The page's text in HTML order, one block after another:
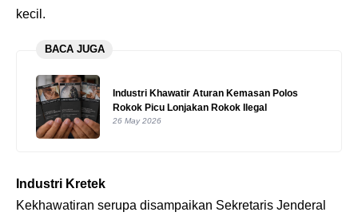
kecil.
BACA JUGA
Industri Khawatir Aturan Kemasan Polos
Rokok Picu Lonjakan Rokok Ilegal
26 May 2026
Industri Kretek
Kekhawatiran serupa disampaikan Sekretaris Jenderal